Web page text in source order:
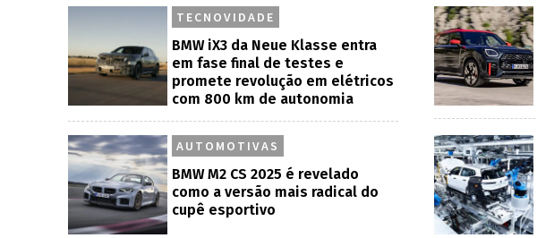
TECNOVIDADE
BMW iX3 da Neue Klasse entra
em fase final de testes e
promete revolução em elétricos
com 800 km de autonomia
AUTOMOTIVAS
BMW M2 CS 2025 é revelado
como a versão mais radical do
cupê esportivo